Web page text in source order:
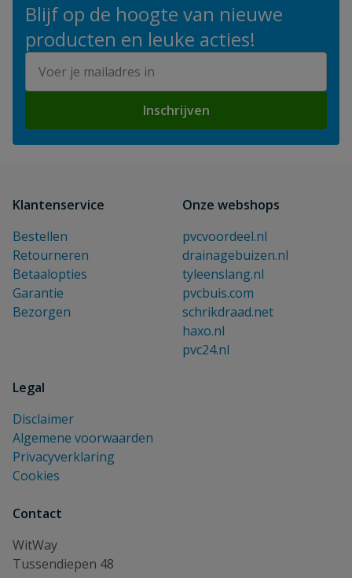
Blijf op de hoogte van nieuwe
producten en leuke acties!
Inschrijven
Klantenservice
Bestellen
Retourneren
Betaalopties
Garantie
Bezorgen
Onze webshops
pvcvoordeel.nl
drainagebuizen.nl
tyleenslang.nl
pvcbuis.com
schrikdraad.net
haxo.nl
pvc24.nl
Legal
Disclaimer
Algemene voorwaarden
Privacyverklaring
Cookies
Contact
WitWay
Tussendiepen 48